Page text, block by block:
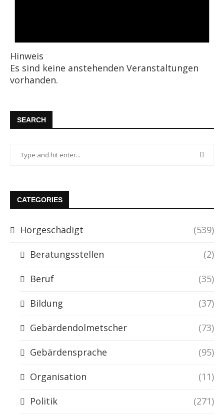
Hinweis
Es sind keine anstehenden Veranstaltungen
vorhanden.
SEARCH
CATEGORIES
Hörgeschädigt (539)
Beratungsstellen (2)
Beruf (35)
Bildung (37)
Gebärdendolmetscher (73)
Gebärdensprache (95)
Organisation (11)
Politik (271)